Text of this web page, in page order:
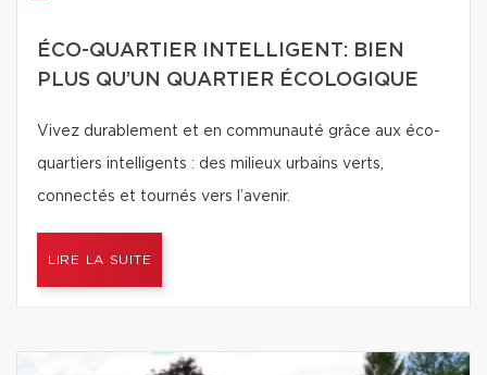
ÉCO-QUARTIER INTELLIGENT: BIEN
PLUS QU’UN QUARTIER ÉCOLOGIQUE
Vivez durablement et en communauté grâce aux éco-
quartiers intelligents : des milieux urbains verts,
connectés et tournés vers l’avenir.
LIRE LA SUITE